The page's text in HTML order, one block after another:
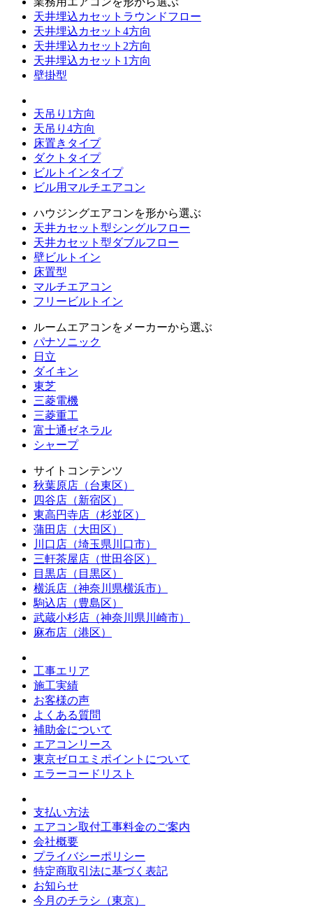
天井埋込カセットラウンドフロー
天井埋込カセット4方向
天井埋込カセット2方向
天井埋込カセット1方向
壁掛型
天吊り1方向
天吊り4方向
床置きタイプ
ダクトタイプ
ビルトインタイプ
ビル用マルチエアコン
ハウジングエアコンを形から選ぶ
天井カセット型シングルフロー
天井カセット型ダブルフロー
壁ビルトイン
床置型
マルチエアコン
フリービルトイン
ルームエアコンをメーカーから選ぶ
パナソニック
日立
ダイキン
東芝
三菱電機
三菱重工
富士通ゼネラル
シャープ
サイトコンテンツ
秋葉原店（台東区）
四谷店（新宿区）
東高円寺店（杉並区）
蒲田店（大田区）
川口店（埼玉県川口市）
三軒茶屋店（世田谷区）
目黒店（目黒区）
横浜店（神奈川県横浜市）
駒込店（豊島区）
武蔵小杉店（神奈川県川崎市）
麻布店（港区）
工事エリア
施工実績
お客様の声
よくある質問
補助金について
エアコンリース
東京ゼロエミポイントについて
エラーコードリスト
支払い方法
エアコン取付工事料金のご案内
会社概要
プライバシーポリシー
特定商取引法に基づく表記
お知らせ
今月のチラシ（東京）